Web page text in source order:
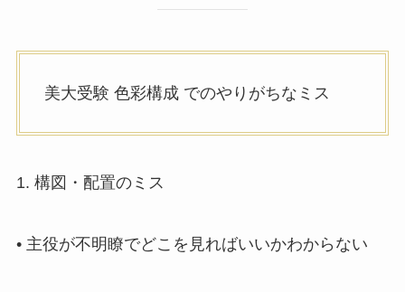
美大受験 色彩構成 でのやりがちなミス
1. 構図・配置のミス
• 主役が不明瞭でどこを見ればいいかわからない